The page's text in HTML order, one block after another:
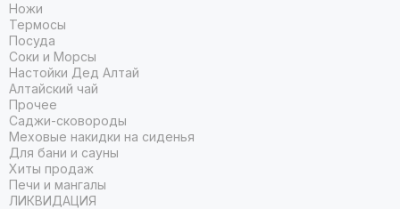
Ножи
Термосы
Посуда
Соки и Морсы
Настойки Дед Алтай
Алтайский чай
Прочее
Саджи-сковороды
Меховые накидки на сиденья
Для бани и сауны
Хиты продаж
Печи и мангалы
ЛИКВИДАЦИЯ